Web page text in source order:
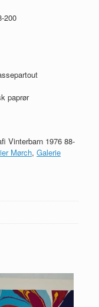
200
paprør
Vinterbarn 1976 88-
Mørch, Galerie